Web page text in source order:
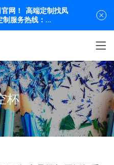
网！ 高端定制找凤
服务热线：
杯